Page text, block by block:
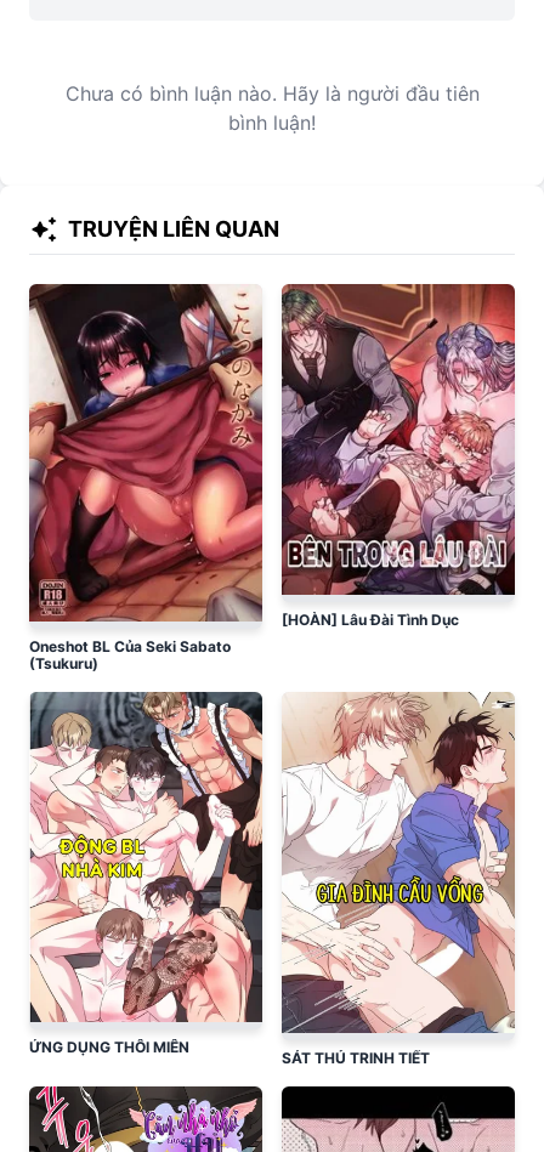
Chưa có bình luận nào. Hãy là người đầu tiên
bình luận!
auto_awesome TRUYỆN LIÊN QUAN
Oneshot BL Của Seki Sabato
(Tsukuru)
[HOÀN] Lâu Đài Tình Dục
ỨNG DỤNG THÔI MIÊN
SÁT THỦ TRINH TIẾT